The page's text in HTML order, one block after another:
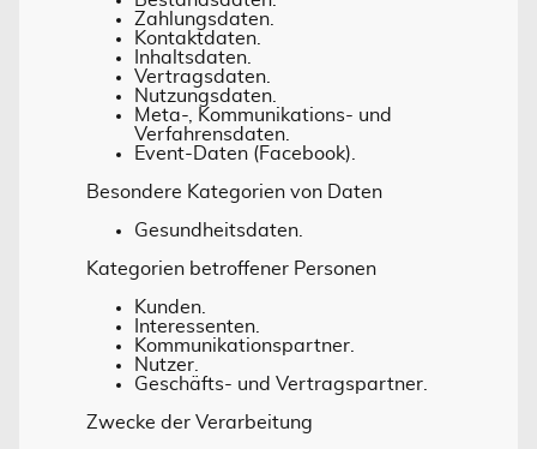
Zahlungsdaten.
Kontaktdaten.
Inhaltsdaten.
Vertragsdaten.
Nutzungsdaten.
Meta-, Kommunikations- und
Verfahrensdaten.
Event-Daten (Facebook).
Besondere Kategorien von Daten
Gesundheitsdaten.
Kategorien betroffener Personen
Kunden.
Interessenten.
Kommunikationspartner.
Nutzer.
Geschäfts- und Vertragspartner.
Zwecke der Verarbeitung